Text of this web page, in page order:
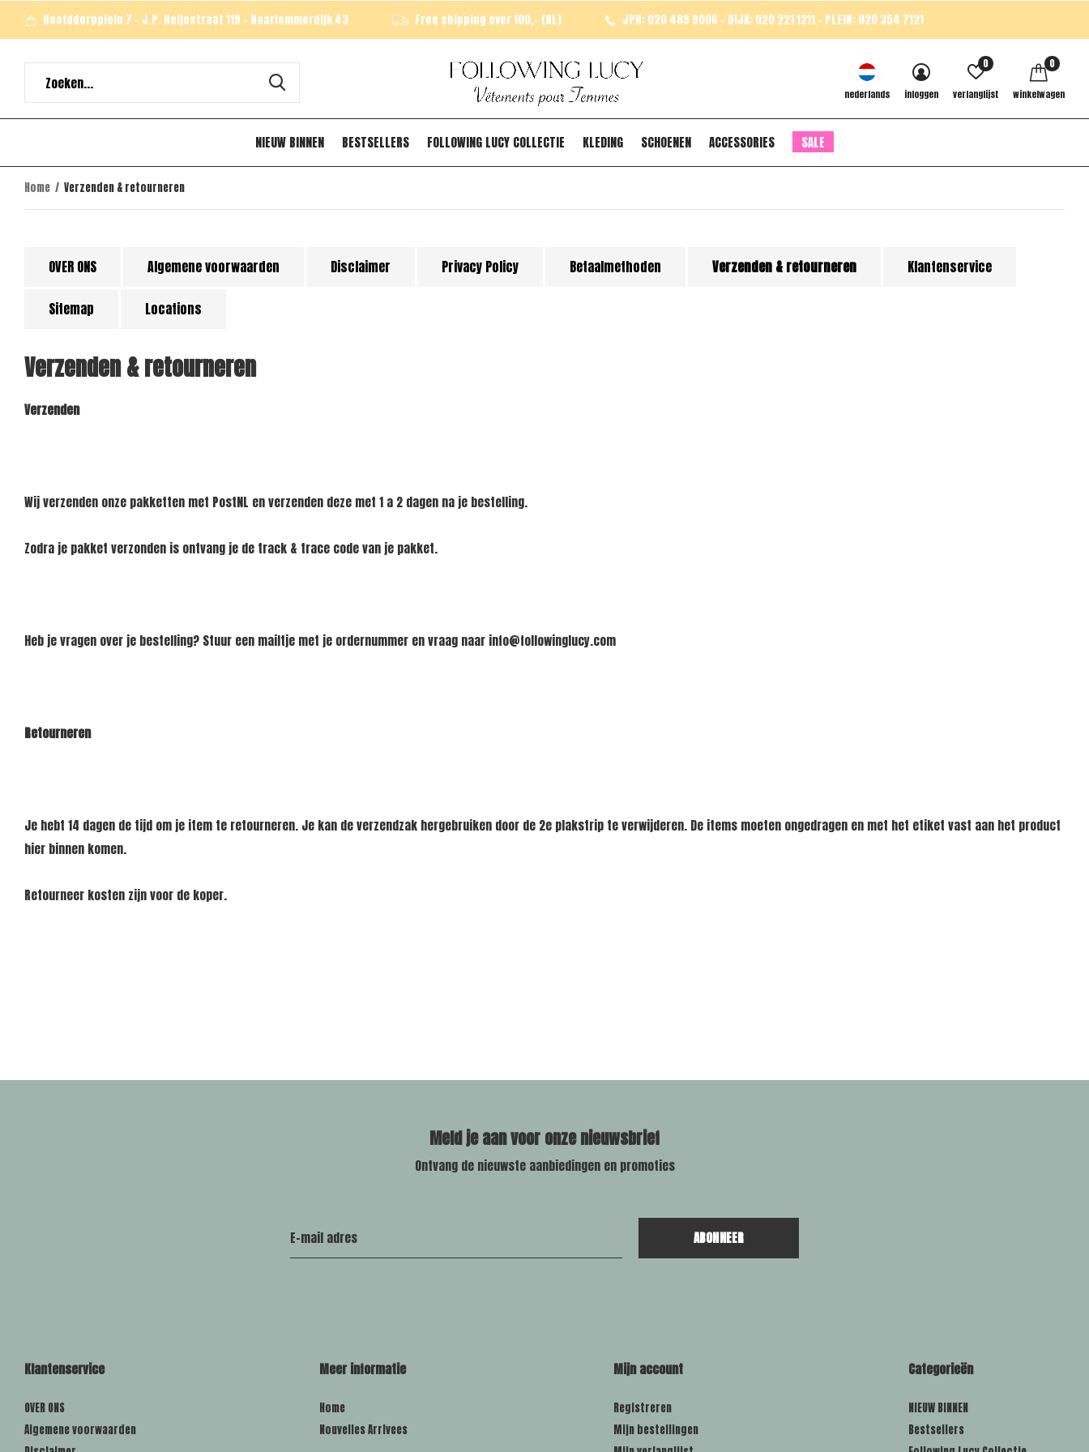
NIEUW BINNEN BESTSELLERS FOLLOWING LUCY COLLECTIE KLEDING SCHOENEN ACCESSORIES SALE
nederlands inloggen verlanglijst
0
winkelwagen
0
Hoofddorpplein 7 - J.P. Heijestraat 119 - Haarlemmerdijk 43 Free shipping over 100,- (NL) JPH: 020 489 9006 - DIJK: 020 221 1211 - PLEIN: 020 354 7121
Home Verzenden & retourneren
OVER ONS Algemene voorwaarden Disclaimer Privacy Policy Betaalmethoden Verzenden & retourneren Klantenservice
Sitemap Locations
Verzenden & retourneren
Verzenden
Wij verzenden onze pakketten met PostNL en verzenden deze met 1 a 2 dagen na je bestelling.
Zodra je pakket verzonden is ontvang je de track & trace code van je pakket.
Heb je vragen over je bestelling? Stuur een mailtje met je ordernummer en vraag naar info@followinglucy.com
Retourneren
Je hebt 14 dagen de tijd om je item te retourneren. Je kan de verzendzak hergebruiken door de 2e plakstrip te verwijderen. De items moeten ongedragen en met het etiket vast aan het product
hier binnen komen.
Retourneer kosten zijn voor de koper.
Meld je aan voor onze nieuwsbrief
Ontvang de nieuwste aanbiedingen en promoties
ABONNEER
Klantenservice
OVER ONS
Algemene voorwaarden
Meer informatie
Home
Nouvelles Arrivees
Mijn account
Registreren
Mijn bestellingen
Categorieën
NIEUW BINNEN
Bestsellers